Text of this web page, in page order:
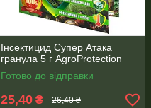
Інсектицид Супер Атака
гранула 5 г AgroProtection
Готово до відправки
25,40 ₴ 26,40 ₴